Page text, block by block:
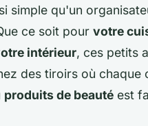
simple qu'un
ce soit pour votre
intérieur, ces petits
des tiroirs où chaque
produits de beauté est